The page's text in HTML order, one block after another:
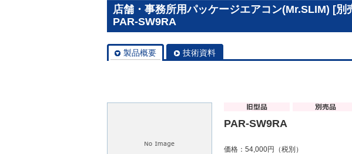
店舗・事務所用パッケージエアコン(Mr.SLIM) [
PAR-SW9RA
製品概要 技術資料
PAR-SW9RA
価格：54,000円（税別）